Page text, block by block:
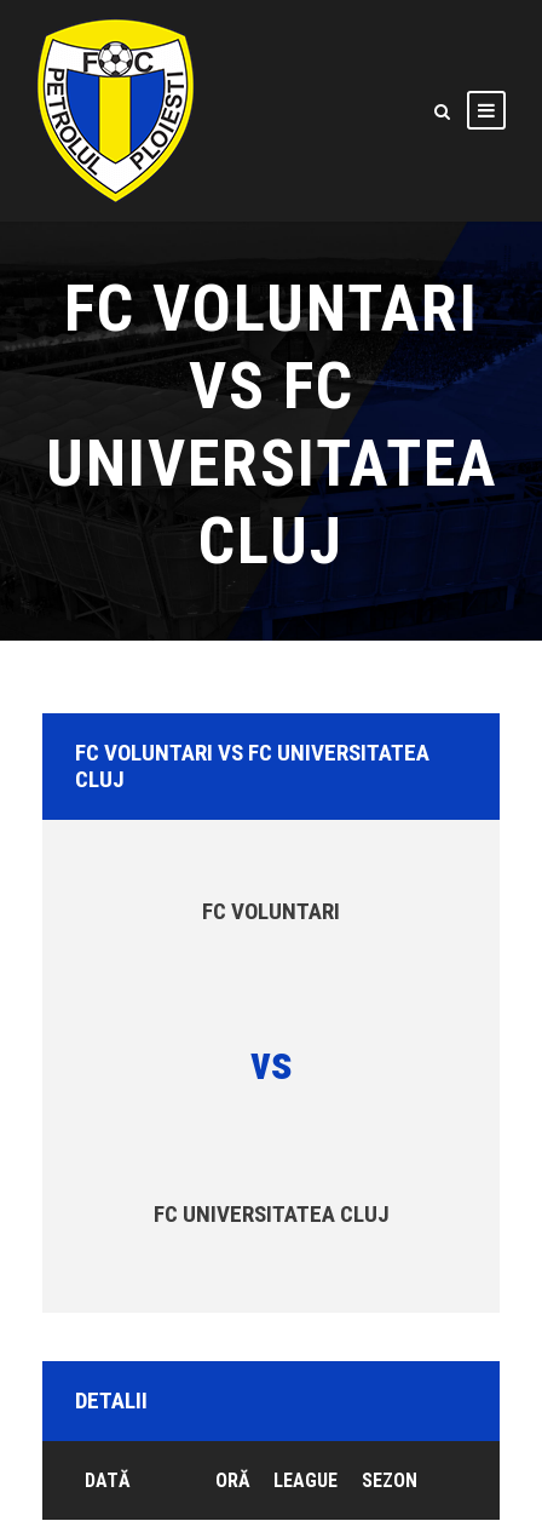
FC VOLUNTARI
VS FC
UNIVERSITATEA
CLUJ
FC VOLUNTARI VS FC UNIVERSITATEA
CLUJ
FC VOLUNTARI
vs
FC UNIVERSITATEA CLUJ
DETALII
DATĂ ORĂ LEAGUE SEZON